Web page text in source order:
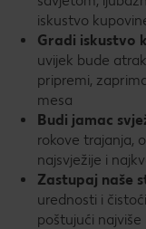
iskustvo
Gradi iskustvo
uvijek bude
pripremi,
mesa
Budi jamac
rokove trajanja,
najsvježije i
Zastupaj naše
urednosti i
poštujući